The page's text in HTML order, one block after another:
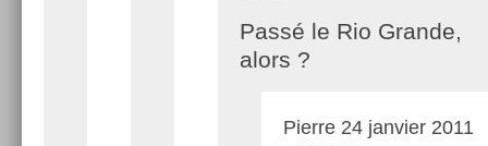
Passé le Rio Grande,
alors ?
Pierre 24 janvier 2011